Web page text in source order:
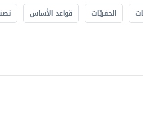
الحفريّات قواعد الأساس